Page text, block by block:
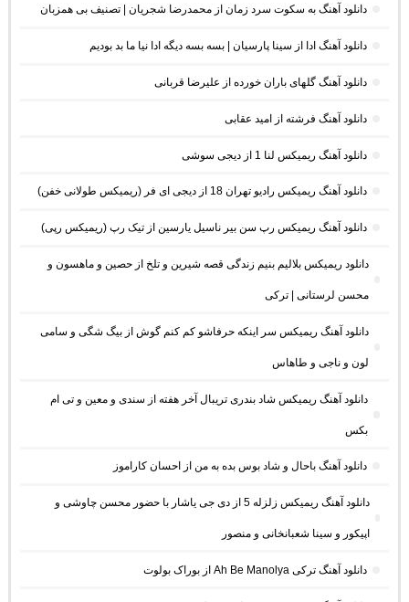
دانلود آهنگ به سکوت سرد زمان از محمدرضا شجریان | تصنیف بی همزبان
دانلود آهنگ ادا از سینا پارسیان | بسه بسه دیگه ادا نیا ما بد بودیم
دانلود آهنگ گلهای باران خورده از علیرضا قربانی
دانلود آهنگ فرشته از امید عقابی
دانلود آهنگ ریمیکس لنا 1 از دیجی سوشی
دانلود آهنگ ریمیکس رادیو تهران 18 از دیجی ای فر (ریمیکس طولانی خفن)
دانلود آهنگ ریمیکس رپ سن بیر ناسیل یارسین از تیک رپ (ریمیکس رپی)
دانلود ریمیکس بلالیم بنیم زندگی قصه شیرین و تلخ از حصین و ماهسون و
محسن لرستانی | ترکی
دانلود آهنگ ریمیکس سر اینکه حرفاشو کم کنم گوش از بیگ شگی و سامی
لون و ناجی و طاهاس
دانلود آهنگ ریمیکس شاد بندری تریبال آخر هفته از سندی و معین و تی ام
بکس
دانلود آهنگ باحال و شاد بوس بده به من از احسان کاراموز
دانلود آهنگ ریمیکس زلزله 5 از دی جی یاشار با حضور محسن چاوشی و
اپیکور و سینا شعبانخانی و منصور
دانلود آهنگ ترکی Ah Be Manolya از بوراک بولوت